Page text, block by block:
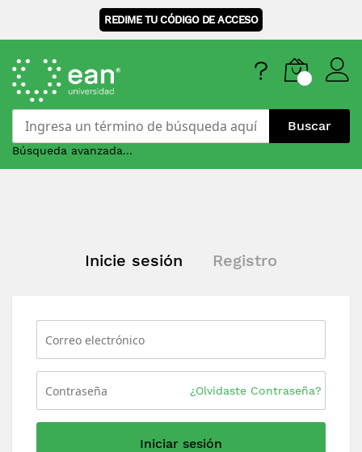
REDIME TU CÓDIGO DE ACCESO
Buscar
Búsqueda avanzada...
Inicie sesión Registro
¿Olvidaste Contraseña?
Iniciar sesión